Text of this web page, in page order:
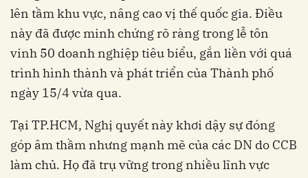
lên tầm khu vực, nâng cao vị thế quốc gia. Điều
này đã được minh chứng rõ ràng trong lễ tôn
vinh 50 doanh nghiệp tiêu biểu, gắn liền với quá
trình hình thành và phát triển của Thành phố
ngày 15/4 vừa qua.
Tại TP.HCM, Nghị quyết này khơi dậy sự đóng
góp âm thầm nhưng mạnh mẽ của các DN do CCB
làm chủ. Họ đã trụ vững trong nhiều lĩnh vực